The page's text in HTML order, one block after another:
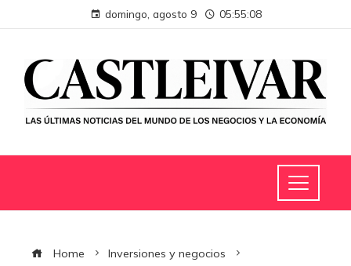
domingo, agosto 9 05:55:09
Home
Inversiones y negocios